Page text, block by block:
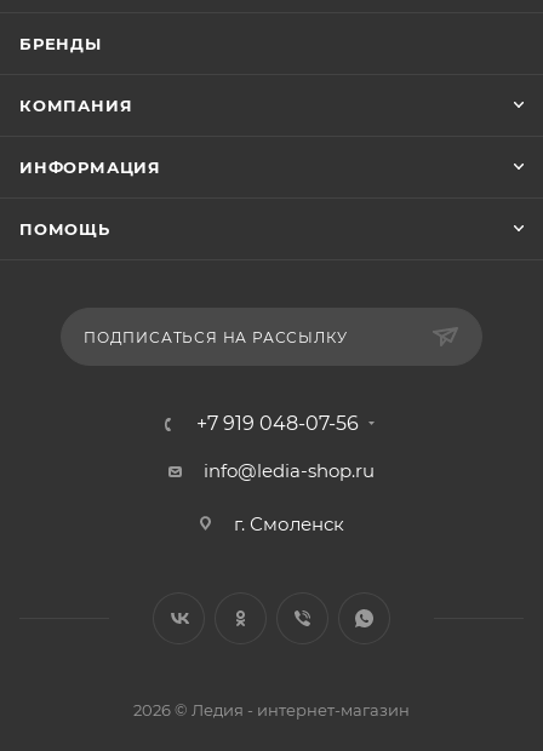
БРЕНДЫ
КОМПАНИЯ
ИНФОРМАЦИЯ
ПОМОЩЬ
ПОДПИСАТЬСЯ НА РАССЫЛКУ
+7 919 048-07-56
info@ledia-shop.ru
г. Смоленск
2026 © Ледия - интернет-магазин